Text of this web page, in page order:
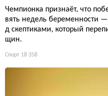
Чемпионка признаёт, что
вять недель беременности
д скептиками, который
щин.
Спорт 18 358